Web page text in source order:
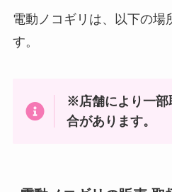
電動ノコギリは、以下の場
す。
※店舗により一部
合があります。